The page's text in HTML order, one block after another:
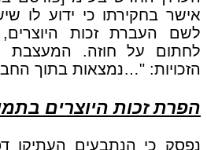
אישר בחקירתו כי ידוע לו
לשם העברת זכות
לחתום על חוזה. המעצבת
הזכויות: "…נמצאות בתוך
הפרת זכות היוצרים
נפסק כי הנתבעים העתיקו